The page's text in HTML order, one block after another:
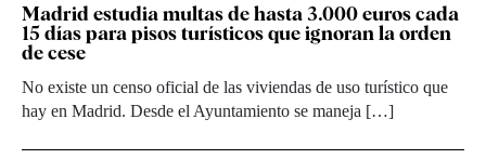
Madrid estudia multas de hasta 3.000 euros cada
15 días para pisos turísticos que ignoran la orden
de cese
No existe un censo oficial de las viviendas de uso turístico que
hay en Madrid. Desde el Ayuntamiento se maneja […]